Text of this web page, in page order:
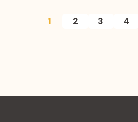
1 2 3 4